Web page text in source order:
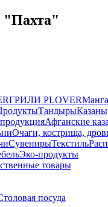
"Пахта"
ГРИЛИ PLOVER
Тандыры
Афганские
Очаги, кострища,
СувенирыТекстиль
Эко-продукты
товары
посуда